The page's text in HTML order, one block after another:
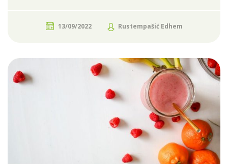
13/09/2022 Rustempašić Edhem